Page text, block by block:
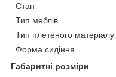
Стан
Тип меблів
Тип плетеного матеріалу
Форма сидіння
Габаритні розміри